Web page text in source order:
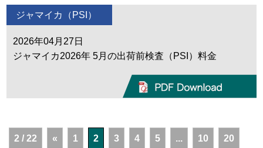
ジャマイカ（PSI）
2026年04月27日
ジャマイカ2026年 5月の出荷前検査（PSI）料金
2 / 22 « 1 2 3 4 5 ... 10 20